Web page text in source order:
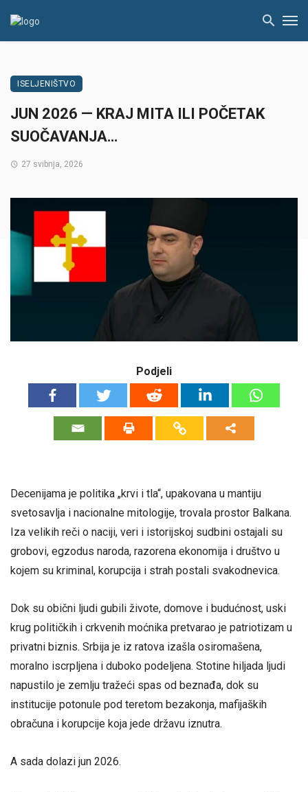
ISELJENIŠTVO
JUN 2026 — KRAJ MITA ILI POČETAK
SUOČAVANJA…
27 svibnja, 2026
Podjeli
Decenijama je politika „krvi i tla“, upakovana u mantiju
svetosavlja i nacionalne mitologije, trovala prostor Balkana.
Iza velikih reči o naciji, veri i istorijskoj sudbini ostajali su
grobovi, egzodus naroda, razorena ekonomija i društvo u
kojem su kriminal, korupcija i strah postali svakodnevica.
Dok su obični ljudi gubili živote, domove i budućnost, uski
krug političkih i crkvenih moćnika pretvarao je patriotizam u
privatni biznis. Srbija je iz ratova izašla osiromašena,
moralno iscrpljena i duboko podeljena. Stotine hiljada ljudi
napustilo je zemlju tražeći spas od beznađa, dok su
institucije potonule pod teretom bezakonja, mafijaških
obračuna i korupcije koja jede državu iznutra.
A sada dolazi jun 2026.